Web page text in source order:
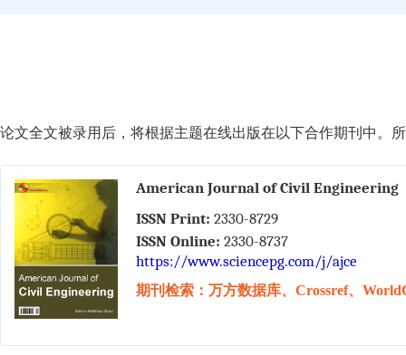
论文全文被录用后，将根据主题在线出版在以下合作期刊中。
American Journal of Civil Engineering
ISSN Print: 2330-8729
ISSN Online: 2330-8737
https://www.sciencepg.com/j/ajce
期刊检索：万方数据库、Crossref、